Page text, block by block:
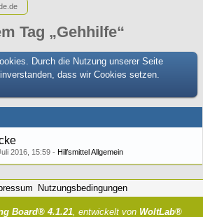
Tag „Gehhilfe“
Durch die Nutzung unserer Seite
dass wir Cookies setzen.
2016, 15:59 Hilfsmittel Allgemein
Nutzungsbedingungen
Board® 4.1.21, entwickelt von WoltLab®